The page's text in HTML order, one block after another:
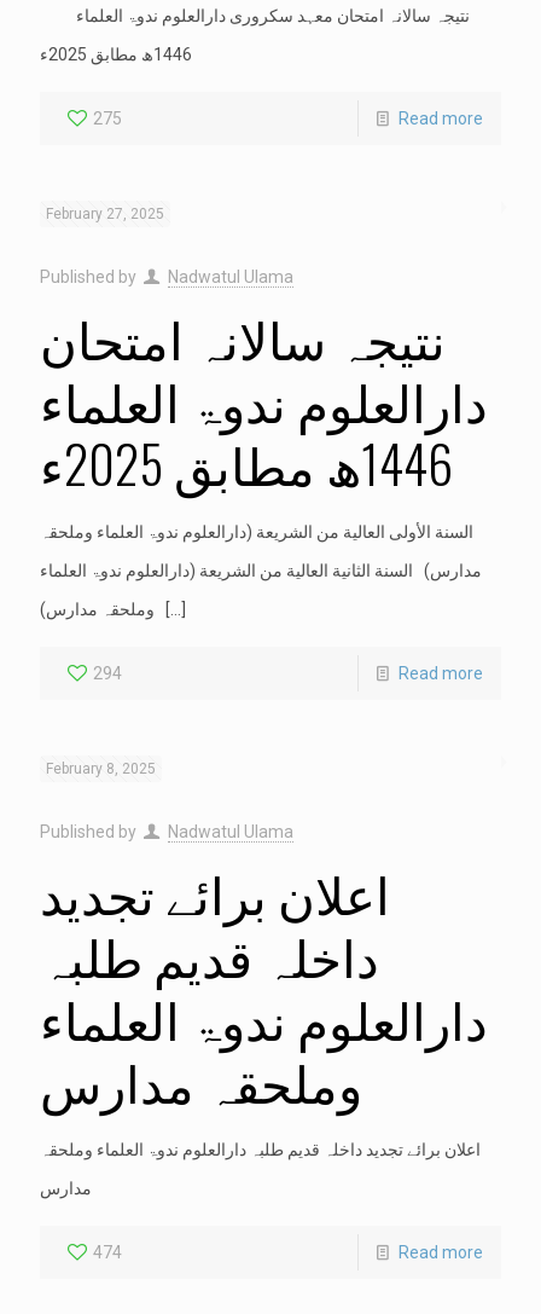
1446ھ مطابق 2025ء
275 Read more
February 27, 2025
Published by Nadwatul Ulama
نتیجہ سالانہ امتحان
دارالعلوم ندوۃ العلماء
1446ھ مطابق 2025ء
السنة الأولى العالية من الشريعة (دارالعلوم ندوۃ العلماء وملحقہ
مدارس) السنة الثانية العالية من الشريعة (دارالعلوم ندوۃ العلماء
[…]
294 Read more
February 8, 2025
Published by Nadwatul Ulama
اعلان برائے تجدید
داخلہ قدیم طلبہ
دارالعلوم ندوۃ العلماء
وملحقہ مدارس
اعلان برائے تجدید داخلہ قدیم طلبہ دارالعلوم ندوۃ العلماء وملحقہ
474 Read more